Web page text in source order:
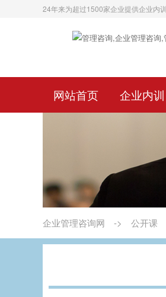
24年来为超过1500家企业提供企业内
网站首页 企业内训
企业管理咨询网 -> 公开课